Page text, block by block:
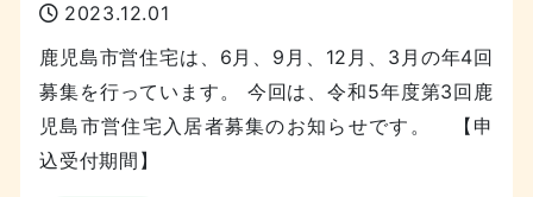
2023.12.01
鹿児島市営住宅は、6月、9月、12月、3月の年4回
募集を行っています。 今回は、令和5年度第3回鹿
児島市営住宅入居者募集のお知らせです。 【申
込受付期間】